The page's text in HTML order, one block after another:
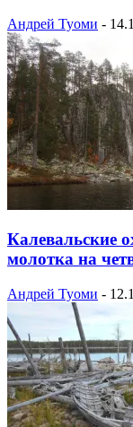
Андрей Туоми -
Калевальские
молотка на
Андрей Туоми -